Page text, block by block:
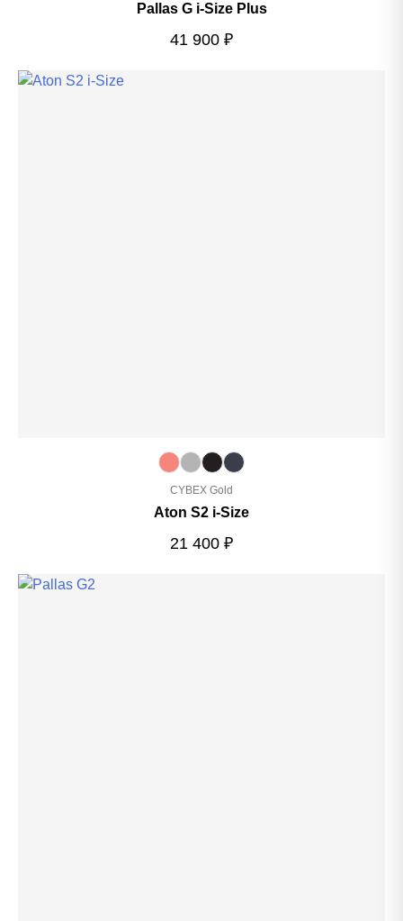
Pallas G i-Size Plus
41 900 ₽
CYBEX Gold
Aton S2 i-Size
21 400 ₽